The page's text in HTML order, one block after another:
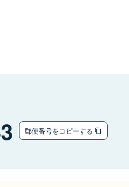
郵便番号をコピーする